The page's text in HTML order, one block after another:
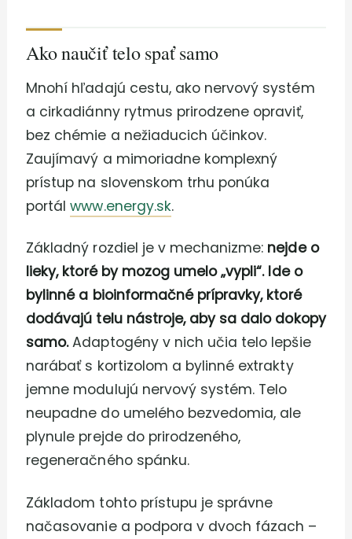
Ako naučiť telo spať samo
Mnohí hľadajú cestu, ako nervový systém
a cirkadiánny rytmus prirodzene opraviť,
bez chémie a nežiaducich účinkov.
Zaujímavý a mimoriadne komplexný
prístup na slovenskom trhu ponúka
portálwww.energy.sk.
Základný rozdiel je v mechanizme: nejde o
lieky, ktoré by mozog umelo „vypli“. Ide o
bylinné a bioinformačné prípravky, ktoré
dodávajú telu nástroje, aby sa dalo dokopy
samo.Adaptogény v nich učia telo lepšie
narábať s kortizolom a bylinné extrakty
jemne modulujú nervový systém. Telo
neupadne do umelého bezvedomia, ale
plynule prejde do prirodzeného,
regeneračného spánku.
Základom tohto prístupu je správne
načasovanie a podpora v dvoch fázach –